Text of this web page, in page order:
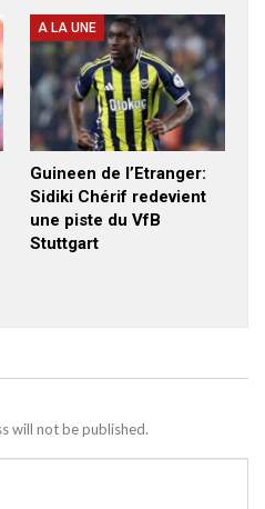
A LA UNE
Guineen de l’Etranger:
Sidiki Chérif redevient
une piste du VfB
Stuttgart
will not be published.